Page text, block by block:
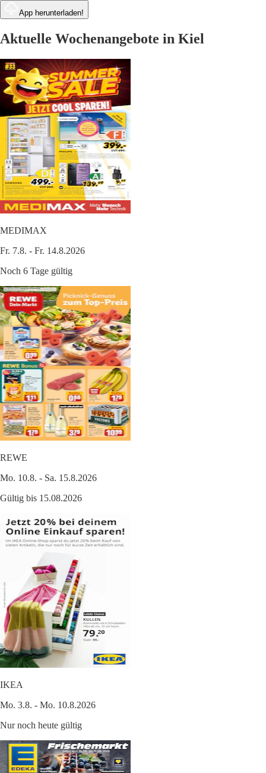
App herunterladen!
Aktuelle Wochenangebote in Kiel
MEDIMAX
Fr. 7.8. - Fr. 14.8.2026
Noch 6 Tage gültig
REWE
Mo. 10.8. - Sa. 15.8.2026
Gültig bis 15.08.2026
IKEA
Mo. 3.8. - Mo. 10.8.2026
Nur noch heute gültig